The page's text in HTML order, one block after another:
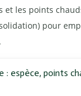
et les points
pour
: espèce, points